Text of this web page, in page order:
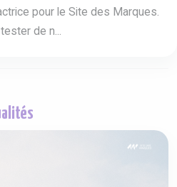
pour le Site des Marques.
de n...